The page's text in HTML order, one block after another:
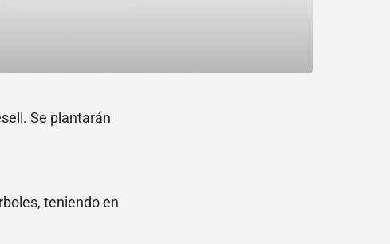
Se plantarán
teniendo en